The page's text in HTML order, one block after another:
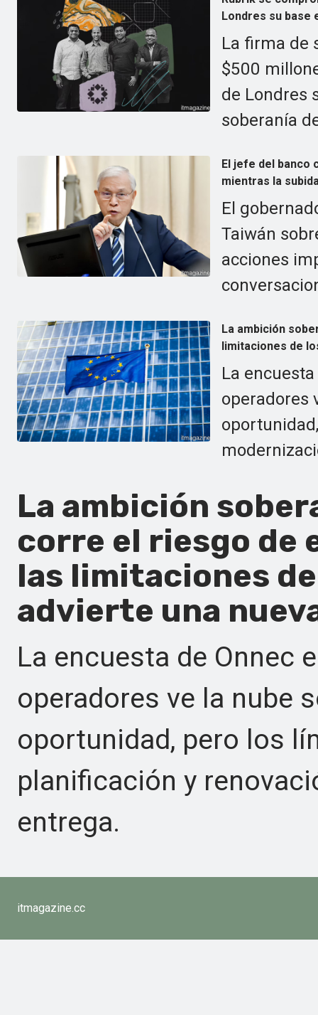
Londres su base
La firma de
$500
de Londres
soberanía
El jefe del banco
mientras la
El
Taiwán
acciones
La ambición
limitaciones de
La
operadores
La ambición
corre el riesgo de
las limitaciones
advierte una
La encuesta de Onnec
operadores ve la nube
oportunidad, pero los
planificación y
entrega.
itmagazine.cc